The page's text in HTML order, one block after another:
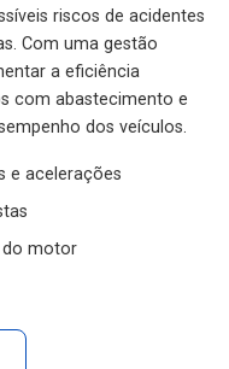
riscos de acidentes
Com uma gestão
a eficiência
com abastecimento e
dos veículos.
e acelerações
do motor